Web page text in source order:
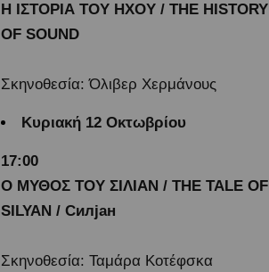
Η ΙΣΤΟΡΙΑ ΤΟΥ ΗΧΟΥ / THE HISTORY
OF SOUND
Σκηνοθεσία: Όλιβερ Χερμάνους
Κυριακή 12 Οκτωβρίου
17:00
O ΜΥΘΟΣ ΤΟΥ ΣΙΛΙΑΝ / THE TALE OF
SILYAN / Силјан
Σκηνοθεσία: Ταμάρα Κοτέφσκα